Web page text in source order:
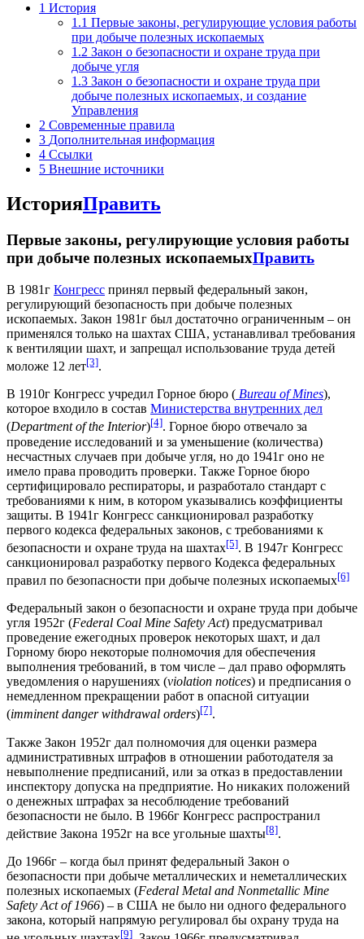
1 История
1.1 Первые законы, регулирующие условия работы
при добыче полезных ископаемых
1.2 Закон о безопасности и охране труда при
добыче угля
1.3 Закон о безопасности и охране труда при
добыче полезных ископаемых, и создание
Управления
2 Современные правила
3 Дополнительная информация
4 Ссылки
5 Внешние источники
ИсторияПравить
Первые законы, регулирующие условия работы
при добыче полезных ископаемыхПравить
В 1981г Конгресс принял первый федеральный закон,
регулирующий безопасность при добыче полезных
ископаемых. Закон 1981г был достаточно ограниченным – он
применялся только на шахтах США, устанавливал требования
к вентиляции шахт, и запрещал использование труда детей
моложе 12 лет[3].
В 1910г Конгресс учредил Горное бюро ( Bureau of Mines),
которое входило в состав Министерства внутренних дел
(Department of the Interior)[4]. Горное бюро отвечало за
проведение исследований и за уменьшение (количества)
несчастных случаев при добыче угля, но до 1941г оно не
имело права проводить проверки. Также Горное бюро
сертифицировало респираторы, и разработало стандарт с
требованиями к ним, в котором указывались коэффициенты
защиты. В 1941г Конгресс санкционировал разработку
первого кодекса федеральных законов, с требованиями к
безопасности и охране труда на шахтах[5]. В 1947г Конгресс
санкционировал разработку первого Кодекса федеральных
правил по безопасности при добыче полезных ископаемых[6]
Федеральный закон о безопасности и охране труда при добыче
угля 1952г (Federal Coal Mine Safety Act) предусматривал
проведение ежегодных проверок некоторых шахт, и дал
Горному бюро некоторые полномочия для обеспечения
выполнения требований, в том числе – дал право оформлять
уведомления о нарушениях (violation notices) и предписания о
немедленном прекращении работ в опасной ситуации
(imminent danger withdrawal orders)[7].
Также Закон 1952г дал полномочия для оценки размера
административных штрафов в отношении работодателя за
невыполнение предписаний, или за отказ в предоставлении
инспектору допуска на предприятие. Но никаких положений
о денежных штрафах за несоблюдение требований
безопасности не было. В 1966г Конгресс распространил
действие Закона 1952г на все угольные шахты[8].
До 1966г – когда был принят федеральный Закон о
безопасности при добыче металлических и неметаллических
полезных ископаемых (Federal Metal and Nonmetallic Mine
Safety Act of 1966) – в США не было ни одного федерального
закона, который напрямую регулировал бы охрану труда на
[9]